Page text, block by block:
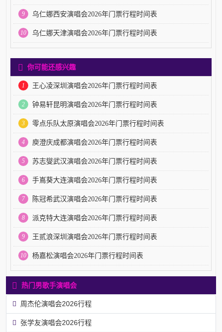
9 乌仁娜西安演唱会2026年门票行程时间表
10 乌仁娜天津演唱会2026年门票行程时间表
你可能还感兴趣
1 王心凌深圳演唱会2026年门票行程时间表
2 钟易轩昆明演唱会2026年门票行程时间表
3 零点乐队太原演唱会2026年门票行程时间表
4 庾澄庆成都演唱会2026年门票行程时间表
5 苏志燮武汉演唱会2026年门票行程时间表
6 手嶌葵大连演唱会2026年门票行程时间表
7 陈冠希武汉演唱会2026年门票行程时间表
8 派克特大连演唱会2026年门票行程时间表
9 王贰浪深圳演唱会2026年门票行程时间表
10 杨嘉松演唱会2026年门票行程时间表
热门男歌手演唱会
周杰伦演唱会2026行程
张学友演唱会2026行程